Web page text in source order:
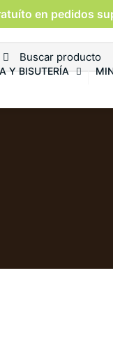
en pedidos
Y BISUTERÍA